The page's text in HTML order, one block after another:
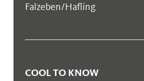
Falzeben/Hafling
COOL TO KNOW